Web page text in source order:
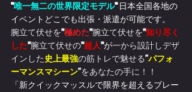
"唯一無二の世界限定モデル" 日本全国各地の
イベントどこでも出張・派遣が可能です。
腕立て伏せを"極めた"腕立て伏せを"知り尽く
した"腕立て伏せの"超人"が一から設計しデザ
インした 史上最強の筋トレで魅せる”パフォ
ーマンスマシーン”をあなたの手に！！
「新クイックマッスルで限界を超えるブレー